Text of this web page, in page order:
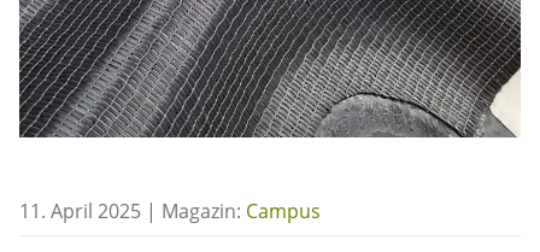
11. April 2025 | Magazin: Campus